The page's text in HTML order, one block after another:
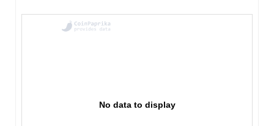
No data to display